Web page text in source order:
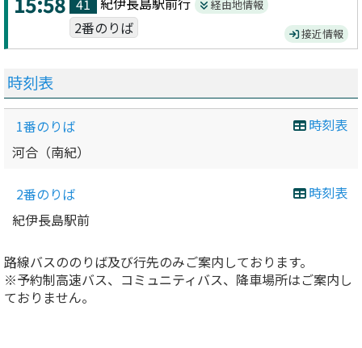
41 経由地情報
2番のりば 接近情報
時刻表
時刻表
1番のりば
河合（南紀）
時刻表
2番のりば
紀伊長島駅前
路線バスののりば及び行先のみご案内しております。
※予約制高速バス、コミュニティバス、降車場所はご案内し
ておりません。